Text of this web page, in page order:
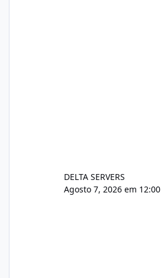
DELTA SERVERS
Agosto 7, 2026 em 12:00